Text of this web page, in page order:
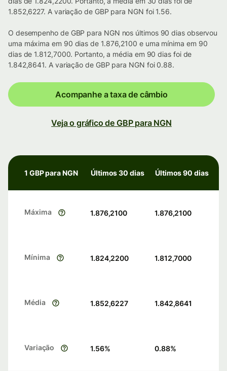
1.852,6227. A variação de GBP para NGN foi 1.56.
O desempenho de GBP para NGN nos últimos 90 dias observou
uma máxima em 90 dias de 1.876,2100 e uma mínima em 90
dias de 1.812,7000. Portanto, a média em 90 dias foi de
1.842,8641. A variação de GBP para NGN foi 0.88.
Acompanhe a taxa de câmbio
Veja o gráfico de GBP para NGN
1 GBP para NGN Últimos 30 dias Últimos 90 dias
Máxima 1.876,2100 1.876,2100
Mínima 1.824,2200 1.812,7000
Média 1.852,6227 1.842,8641
Variação 1.56% 0.88%